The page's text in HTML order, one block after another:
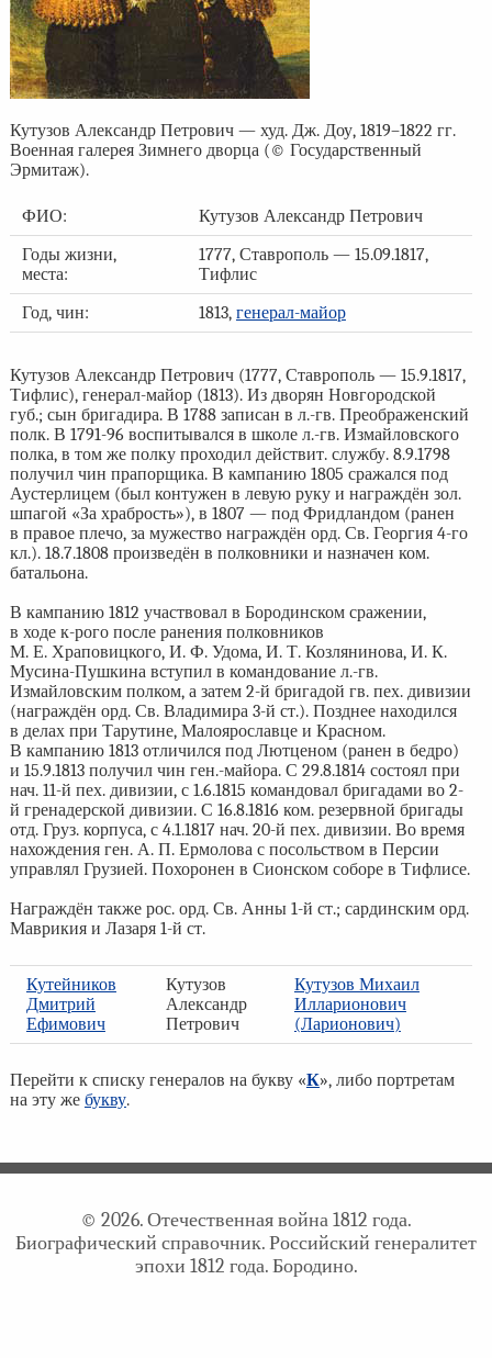
Кутузов Александр Петрович — худ. Дж. Доу, 1819–1822 гг.
Военная галерея Зимнего дворца (© Государственный
Эрмитаж).
ФИО:
Кутузов Александр Петрович
Годы жизни,
места:
1777, Ставрополь — 15.09.1817,
Тифлис
Год, чин:
1813, генерал-майор
Кутузов Александр Петрович (1777, Ставрополь — 15.9.1817,
Тифлис), генерал-майор (1813). Из дворян Новгородской
губ.; сын бригадира. В 1788 записан в л.-гв. Преображенский
полк. В 1791-96 воспитывался в школе л.-гв. Измайловского
полка, в том же полку проходил действит. службу. 8.9.1798
получил чин прапорщика. В кампанию 1805 сражался под
Аустерлицем (был контужен в левую руку и награждён зол.
шпагой «За храбрость»), в 1807 — под Фридландом (ранен
в правое плечо, за мужество награждён орд. Св. Георгия 4-го
кл.). 18.7.1808 произведён в полковники и назначен ком.
батальона.
В кампанию 1812 участвовал в Бородинском сражении,
в ходе к-рого после ранения полковников
М. Е. Храповицкого, И. Ф. Удома, И. Т. Козлянинова, И. К.
Мусина-Пушкина вступил в командование л.-гв.
Измайловским полком, а затем 2-й бригадой гв. пех. дивизии
(награждён орд. Св. Владимира 3-й ст.). Позднее находился
в делах при Тарутине, Малоярославце и Красном.
В кампанию 1813 отличился под Лютценом (ранен в бедро)
и 15.9.1813 получил чин ген.-майора. С 29.8.1814 состоял при
нач. 11-й пех. дивизии, с 1.6.1815 командовал бригадами во 2-
й гренадерской дивизии. С 16.8.1816 ком. резервной бригады
отд. Груз. корпуса, с 4.1.1817 нач. 20-й пех. дивизии. Во время
нахождения ген. А. П. Ермолова с посольством в Персии
управлял Грузией. Похоронен в Сионском соборе в Тифлисе.
Награждён также рос. орд. Св. Анны 1-й ст.; сардинским орд.
Маврикия и Лазаря 1-й ст.
Кутейников
Дмитрий
Ефимович
Кутузов
Александр
Петрович
Кутузов Михаил
Илларионович
(Ларионович)
Перейти к списку генералов на букву «К», либо портретам
на эту же букву.
© 2026. Отечественная война 1812 года.
Биографический справочник. Российский генералитет
эпохи 1812 года. Бородино.